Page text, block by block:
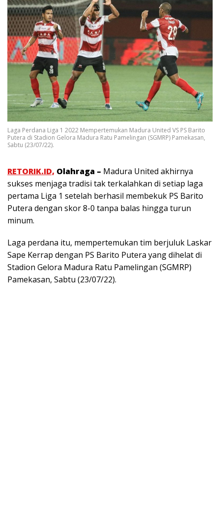
Laga Perdana Liga 1 2022 Mempertemukan Madura United VS PS Barito
Putera di Stadion Gelora Madura Ratu Pamelingan (SGMRP) Pamekasan,
Sabtu (23/07/22).
RETORIK.ID, Olahraga – Madura United akhirnya
sukses menjaga tradisi tak terkalahkan di setiap laga
pertama Liga 1 setelah berhasil membekuk PS Barito
Putera dengan skor 8-0 tanpa balas hingga turun
minum.
Laga perdana itu, mempertemukan tim berjuluk Laskar
Sape Kerrap dengan PS Barito Putera yang dihelat di
Stadion Gelora Madura Ratu Pamelingan (SGMRP)
Pamekasan, Sabtu (23/07/22).